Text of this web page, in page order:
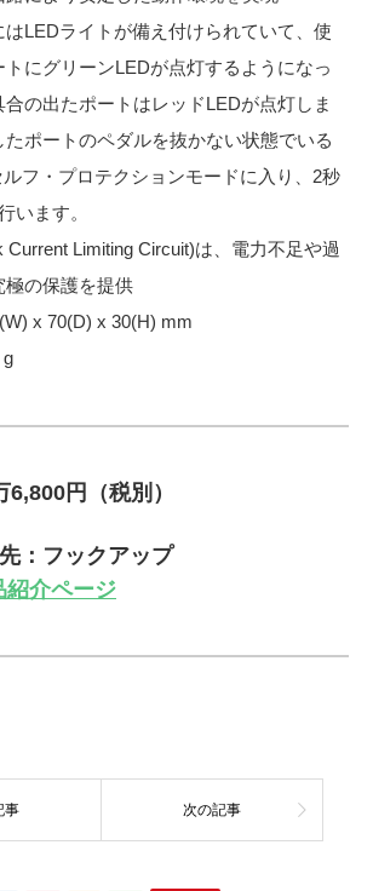
LEDライトが備え付けられていて、使
トにグリーンLEDが点灯するようになっ
の出たポートはレッドLEDが点灯しま
ポートのペダルを抜かない状態でいる
ルフ・プロテクションモードに入り、2秒
います。
Current Limiting Circuit)は、電力不足や過
極の保護を提供
x 70(D) x 30(H) mm
円（税別）
：フックアップ
紹介ページ
事 次の記事